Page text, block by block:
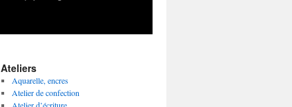
Ateliers
Aquarelle, encres
Atelier de confection